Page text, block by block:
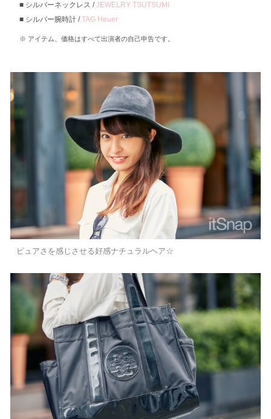
シルバーネックレス /JEWELRY TSUTSUMI
シルバー腕時計 /TAG Heuer
アイテム、価格はすべて出演者の自己申告です。
ピュアさを感じさせる好感ナチュラルヘア☆